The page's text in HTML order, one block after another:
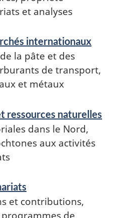
et analyses
internationaux
la pâte et des
de transport,
et métaux
ressources naturelles
dans le Nord,
aux activités
et contributions,